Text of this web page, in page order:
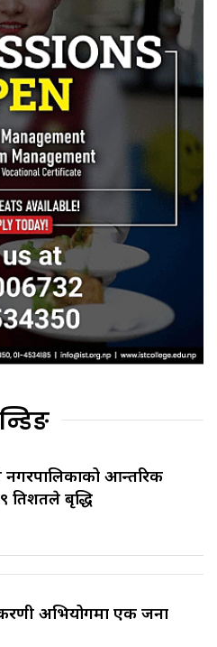
नगरपालिकाको आन्तरिक
प्रतिशतले बृद्धि
अभियोगमा एक जना